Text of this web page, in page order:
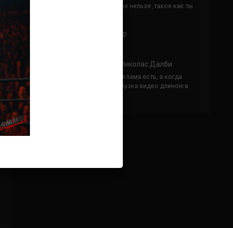
Кусок говна ты, существом даже нельзя ,такое как ты
Конор МакГрегор
Рэнди Браун — Николас Далби
не запускается ни один бой, реклама есть, а когда
заканчивается начинается загрузка видео длиною в
жизнь. Исправьте пожалуйста